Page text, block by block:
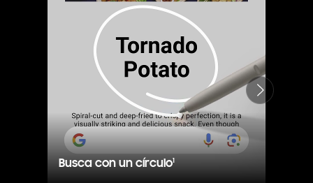
Busca con un círculo1